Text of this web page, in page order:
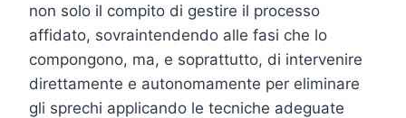
non solo il compito di gestire il processo
affidato, sovraintendendo alle fasi che lo
compongono, ma, e soprattutto, di intervenire
direttamente e autonomamente per eliminare
gli sprechi applicando le tecniche adeguate